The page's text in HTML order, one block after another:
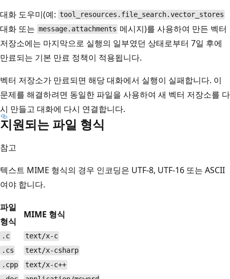
대화 도우미(예: tool_resources.file_search.vector_stores
대화 또는 message.attachments 메시지)를 사용하여 만든 벡터
저장소에는 마지막으로 실행의 일부였던 상태로부터 7일 후에
만료되는 기본 만료 정책이 적용됩니다.
벡터 저장소가 만료되면 해당 대화에서 실행이 실패합니다. 이
문제를 해결하려면 동일한 파일을 사용하여 새 벡터 저장소를 다
시 만들고 대화에 다시 연결합니다.
지원되는 파일 형식
참고
텍스트 MIME 형식의 경우 인코딩은 UTF-8, UTF-16 또는 ASCII
여야 합니다.
파일
형식
MIME 형식
.c
text/x-c
.cs
text/x-csharp
.cpp
text/x-c++